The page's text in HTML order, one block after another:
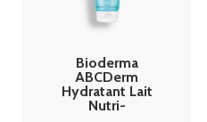
Bioderma
ABCDerm
Hydratant Lait
Nutri-